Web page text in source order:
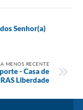
Senhor(a)
MENOS RECENTE
- Casa de
Liberdade